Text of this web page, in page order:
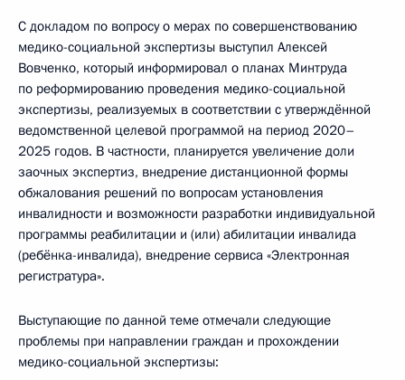
С докладом по вопросу о мерах по совершенствованию
медико-социальной экспертизы выступил Алексей
Вовченко, который информировал о планах Минтруда
по реформированию проведения медико-социальной
экспертизы, реализуемых в соответствии с утверждённой
ведомственной целевой программой на период 2020–
2025 годов. В частности, планируется увеличение доли
заочных экспертиз, внедрение дистанционной формы
обжалования решений по вопросам установления
инвалидности и возможности разработки индивидуальной
программы реабилитации и (или) абилитации инвалида
(ребёнка-инвалида), внедрение сервиса «Электронная
регистратура».
Выступающие по данной теме отмечали следующие
проблемы при направлении граждан и прохождении
медико-социальной экспертизы: